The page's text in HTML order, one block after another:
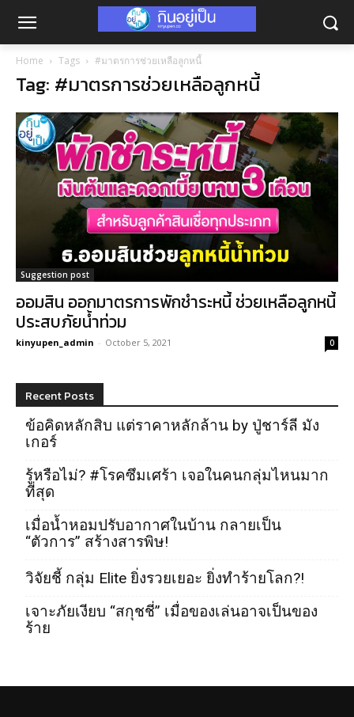
Home Tags #มาตรการช่วยเหลือลูกหนี้
Tag: #มาตรการช่วยเหลือลูกหนี้
Suggestion post
ออมสิน ออกมาตรการพักชำระหนี้ ช่วยเหลือลูกหนี้
ประสบภัยน้ำท่วม
kinyupen_admin - October 5, 2021 0
Recent Posts
ข้อคิดหลักสิบ แต่ราคาหลักล้าน by ปู่ชาร์ลี มัง
เกอร์
รู้หรือไม่? #โรคซึมเศร้า เจอในคนกลุ่มไหนมาก
ที่สุด
เมื่อน้ำหอมปรับอากาศในบ้าน กลายเป็น
“ตัวการ” สร้างสารพิษ!
วิจัยชี้ กลุ่ม Elite ยิ่งรวยเยอะ ยิ่งทำร้ายโลก?!
เจาะภัยเงียบ “สกุชชี่” เมื่อของเล่นอาจเป็นของ
ร้าย